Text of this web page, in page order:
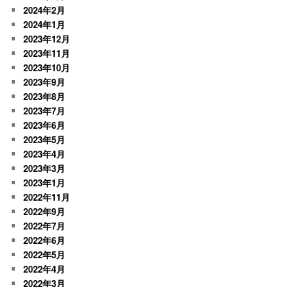
2024年2月
2024年1月
2023年12月
2023年11月
2023年10月
2023年9月
2023年8月
2023年7月
2023年6月
2023年5月
2023年4月
2023年3月
2023年1月
2022年11月
2022年9月
2022年7月
2022年6月
2022年5月
2022年4月
2022年3月